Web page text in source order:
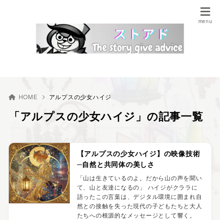
HOME アルプスの少女ハイジ
「アルプスの少女ハイジ」の記事一覧
【アルプスの少女ハイジ】の映像技術
─自然と共同体の美しさ
「山は生きているのよ。だから山の声を聞い
て、山と友達になるの」 ハイジがクララに
語ったこの言葉は、デジタル環境に囲まれ自
然との接触を失った現代の子どもたちと大人
たちへの根源的なメッセージとして響く。